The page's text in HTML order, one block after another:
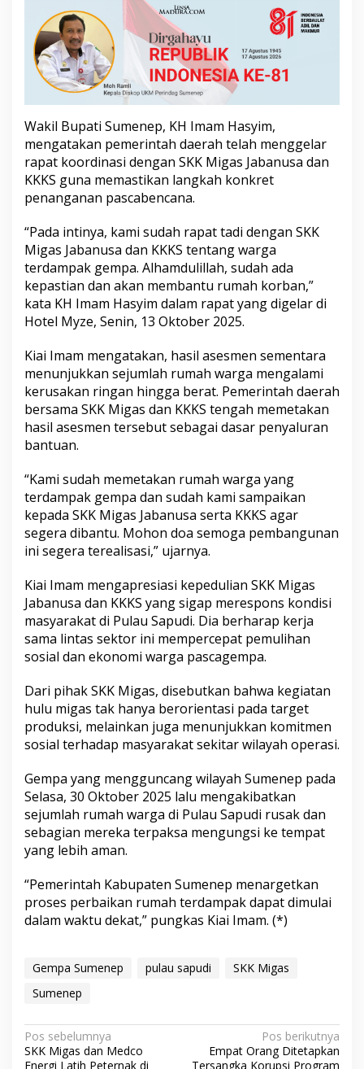
a
T
a
m
a
k
G
e
m
p
d
P
u
l
a
u
a
p
u
d
i
Wakil Bupati Sumenep, KH Imam Hasyim,
mengatakan pemerintah daerah telah menggelar
rapat koordinasi dengan SKK Migas Jabanusa dan
KKKS guna memastikan langkah konkret
penanganan pascabencana.
“Pada intinya, kami sudah rapat tadi dengan SKK
Migas Jabanusa dan KKKS tentang warga
terdampak gempa. Alhamdulillah, sudah ada
kepastian dan akan membantu rumah korban,”
kata KH Imam Hasyim dalam rapat yang digelar di
Hotel Myze, Senin, 13 Oktober 2025.
Kiai Imam mengatakan, hasil asesmen sementara
menunjukkan sejumlah rumah warga mengalami
kerusakan ringan hingga berat. Pemerintah daerah
bersama SKK Migas dan KKKS tengah memetakan
hasil asesmen tersebut sebagai dasar penyaluran
bantuan.
“Kami sudah memetakan rumah warga yang
terdampak gempa dan sudah kami sampaikan
kepada SKK Migas Jabanusa serta KKKS agar
segera dibantu. Mohon doa semoga pembangunan
ini segera terealisasi,” ujarnya.
Kiai Imam mengapresiasi kepedulian SKK Migas
Jabanusa dan KKKS yang sigap merespons kondisi
masyarakat di Pulau Sapudi. Dia berharap kerja
sama lintas sektor ini mempercepat pemulihan
sosial dan ekonomi warga pascagempa.
Dari pihak SKK Migas, disebutkan bahwa kegiatan
hulu migas tak hanya berorientasi pada target
produksi, melainkan juga menunjukkan komitmen
sosial terhadap masyarakat sekitar wilayah operasi.
Gempa yang mengguncang wilayah Sumenep pada
Selasa, 30 Oktober 2025 lalu mengakibatkan
sejumlah rumah warga di Pulau Sapudi rusak dan
sebagian mereka terpaksa mengungsi ke tempat
yang lebih aman.
“Pemerintah Kabupaten Sumenep menargetkan
proses perbaikan rumah terdampak dapat dimulai
dalam waktu dekat,” pungkas Kiai Imam. (*)
Gempa Sumenep pulau sapudi
SKK Migas
Sumenep
N
a
Pos sebelumnya
SKK Migas dan Medco
Energi Latih Peternak di
Pos berikutnya
Empat Orang Ditetapkan
Tersangka Korupsi Program